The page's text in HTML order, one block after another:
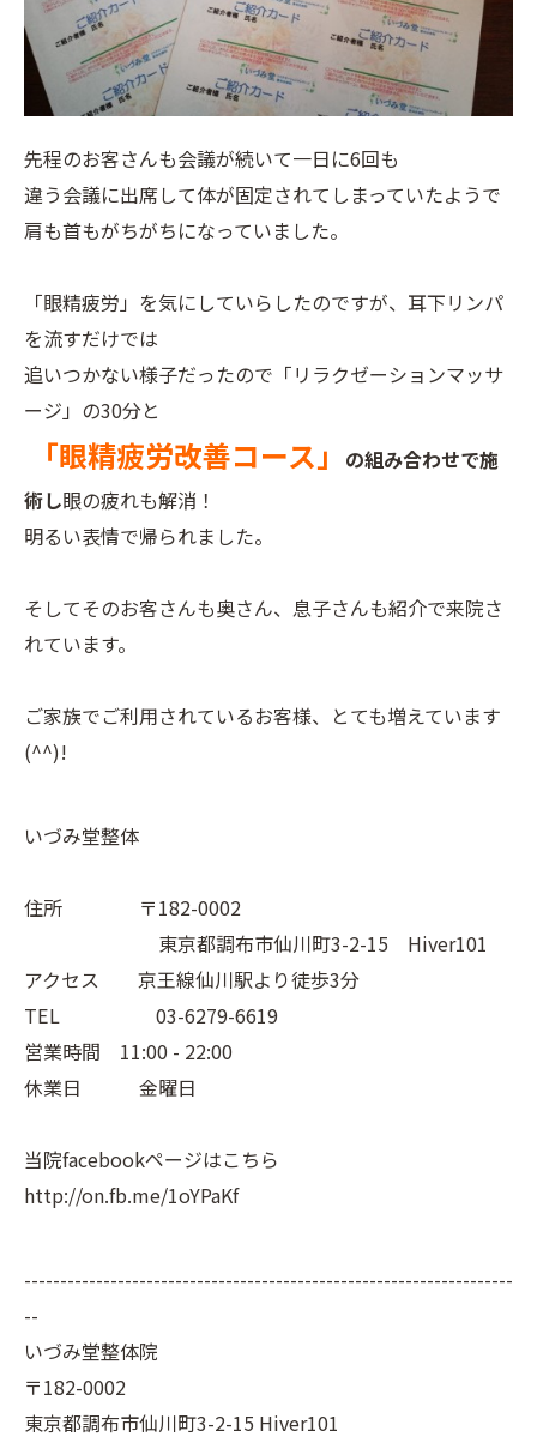
先程のお客さんも会議が続いて一日に6回も
違う会議に出席して体が固定されてしまっていたようで
肩も首もがちがちになっていました。
「眼精疲労」を気にしていらしたのですが、耳下リンパ
を流すだけでは
追いつかない様子だったので「リラクゼーションマッサ
ージ」の30分と
「眼精疲労改善コース」
の組み合わせで施
術し眼の疲れも解消！
明るい表情で帰られました。
そしてそのお客さんも奥さん、息子さんも紹介で来院さ
れています。
ご家族でご利用されているお客様、とても増えています
(^^)!
いづみ堂整体
住所 〒182-0002
東京都調布市仙川町3-2-15 Hiver101
アクセス 京王線仙川駅より徒歩3分
TEL 03-6279-6619
営業時間 11:00 - 22:00
休業日 金曜日
当院facebookページはこちら
http://on.fb.me/1oYPaKf
--------------------------------------------------------------------
--
いづみ堂整体院
〒182-0002
東京都調布市仙川町3-2-15 Hiver101